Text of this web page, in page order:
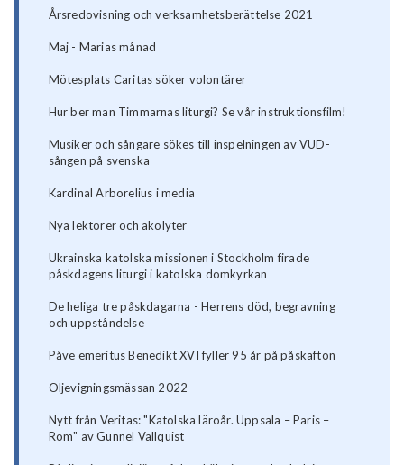
Årsredovisning och verksamhetsberättelse 2021
Maj - Marias månad
Mötesplats Caritas söker volontärer
Hur ber man Timmarnas liturgi? Se vår instruktionsfilm!
Musiker och sångare sökes till inspelningen av VUD-
sången på svenska
Kardinal Arborelius i media
Nya lektorer och akolyter
Ukrainska katolska missionen i Stockholm firade
påskdagens liturgi i katolska domkyrkan
De heliga tre påskdagarna - Herrens död, begravning
och uppståndelse
Påve emeritus Benedikt XVI fyller 95 år på påskafton
Oljevigningsmässan 2022
Nytt från Veritas: "Katolska läroår. Uppsala – Paris –
Rom" av Gunnel Vallquist